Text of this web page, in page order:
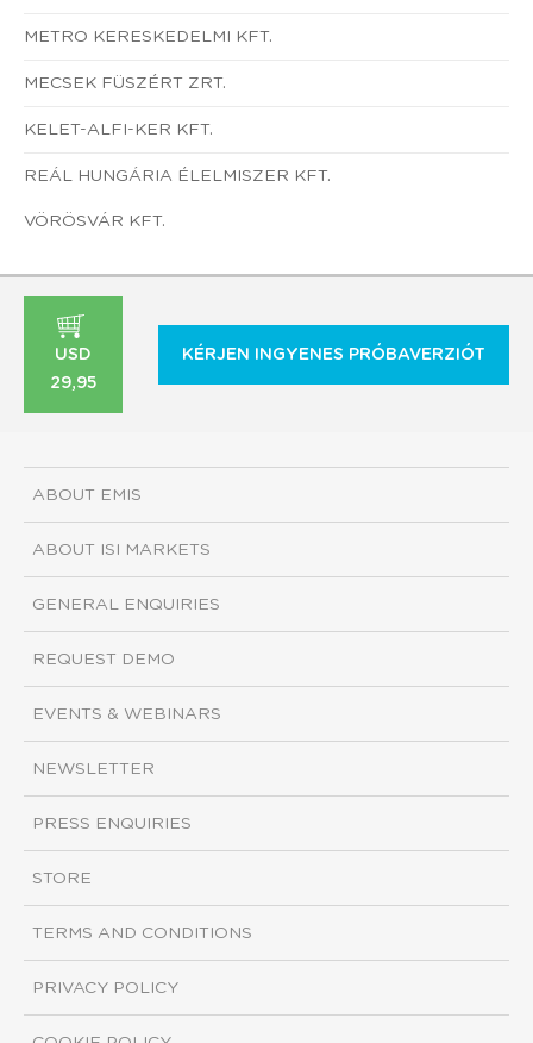
METRO KERESKEDELMI KFT.
MECSEK FÜSZÉRT ZRT.
KELET-ALFI-KER KFT.
REÁL HUNGÁRIA ÉLELMISZER KFT.
VÖRÖSVÁR KFT.
USD
29,95
KÉRJEN INGYENES PRÓBAVERZIÓT
ABOUT EMIS
ABOUT ISI MARKETS
GENERAL ENQUIRIES
REQUEST DEMO
EVENTS & WEBINARS
NEWSLETTER
PRESS ENQUIRIES
STORE
TERMS AND CONDITIONS
PRIVACY POLICY